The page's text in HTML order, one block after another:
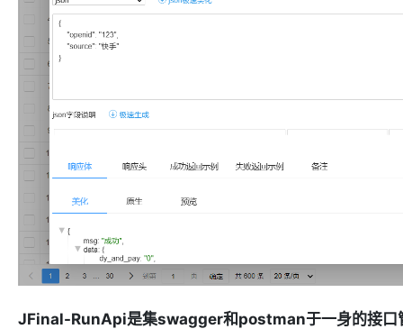
JFinal-RunApi是集swagger和postman于一身的接口